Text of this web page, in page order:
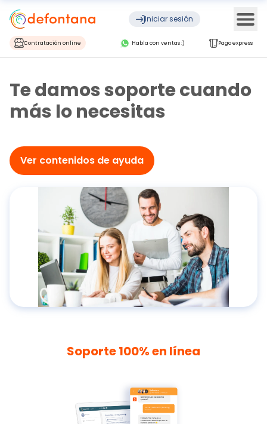
Iniciar sesión
Contratación online Habla con ventas :) Pago express
Te damos soporte cuando
más lo necesitas
Ver contenidos de ayuda
Soporte 100% en línea